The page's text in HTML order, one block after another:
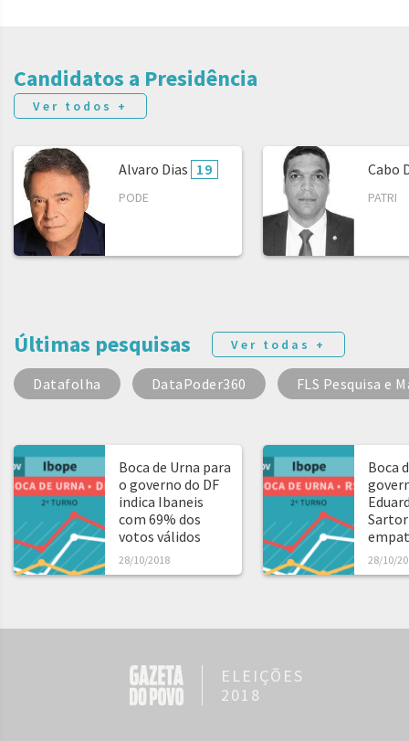
Candidatos a Presidência
Ver todos +
Alvaro Dias 19
PODE
Cabo
PATRI
Últimas pesquisas Ver todas +
Datafolha DataPoder360 FLS Pesquisa e
Boca de Urna para
o governo do DF
indica Ibaneis
com 69% dos
votos válidos
28/10/2018
Boca
28/10/
ELEIÇÕES
2018